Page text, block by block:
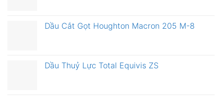
Dầu Cắt Gọt Houghton Macron 205 M-8
Dầu Thuỷ Lực Total Equivis ZS